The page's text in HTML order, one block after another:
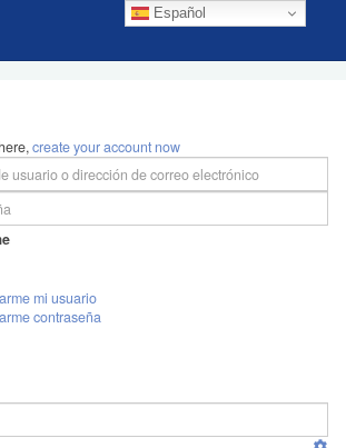
Español
create your account now
mi usuario
contraseña